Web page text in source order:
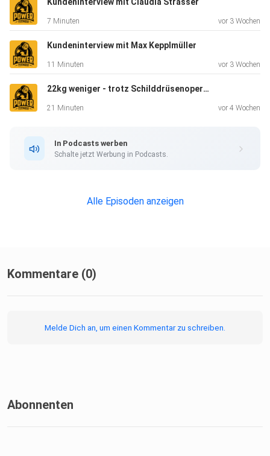
Instagram: Gabriel Reifinger
Facebook: Gabriel Reifinger
Music by: Joakim Karud
7 Minuten vor 3 Wochen
Kundeninterview mit Max Kepplmüller
11 Minuten vor 3 Wochen
22kg weniger - trotz Schilddrüsenoperation (mit nur 2h pro Woche)
21 Minuten vor 4 Wochen
In Podcasts werben
Schalte jetzt Werbung in Podcasts.
Alle Episoden anzeigen
Kommentare (0)
Melde Dich an, um einen Kommentar zu schreiben.
Abonnenten